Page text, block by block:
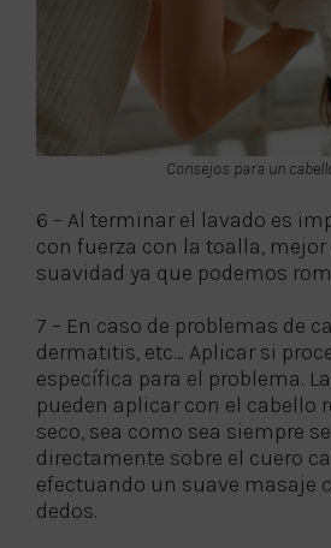
Consejos para un
6 – Al terminar el lavado es
con fuerza con la toalla,
suavidad ya que podemos
7 – En caso de problemas de
dermatitis, etc… Aplicar si
específica para el problema.
pueden aplicar con el cabello
seco, sea como sea siempre
directamente sobre el cuero
efectuando un suave masaje
dedos.